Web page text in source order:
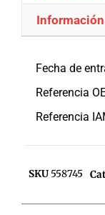
Fecha de
Referencia
Referencia
SKU 558745